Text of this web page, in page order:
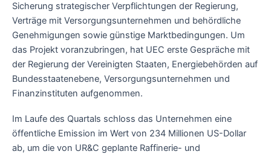
Sicherung strategischer Verpflichtungen der Regierung,
Verträge mit Versorgungsunternehmen und behördliche
Genehmigungen sowie günstige Marktbedingungen. Um
das Projekt voranzubringen, hat UEC erste Gespräche mit
der Regierung der Vereinigten Staaten, Energiebehörden auf
Bundesstaatenebene, Versorgungsunternehmen und
Finanzinstituten aufgenommen.
Im Laufe des Quartals schloss das Unternehmen eine
öffentliche Emission im Wert von 234 Millionen US-Dollar
ab, um die von UR&C geplante Raffinerie- und